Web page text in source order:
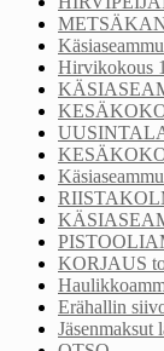
Hirvikokous
KORJAUS
Erähallin
Jäsenmaksut